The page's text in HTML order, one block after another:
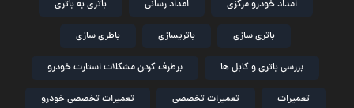
امداد خودرو مرکزی امداد رسانی باتری به باتری
باتری سازی باتریسازی باطری سازی
بررسی باتری و کابل ها برطرف کردن مشکلات استارت خودرو
تعمیرات تعمیرات تخصصی تعمیرات تخصصی خودرو